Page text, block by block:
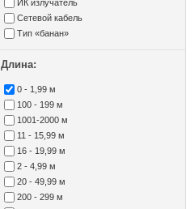
ИК излучатель
Сетевой кабель
Тип «банан»
Длина:
0 - 1,99 м
100 - 199 м
1001-2000 м
11 - 15,99 м
16 - 19,99 м
2 - 4,99 м
20 - 49,99 м
200 - 299 м